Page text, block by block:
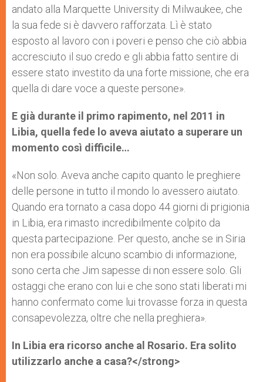
andato alla Marquette University di Milwaukee, che
la sua fede si è davvero rafforzata. Lì è stato
esposto al lavoro con i poveri e penso che ciò abbia
accresciuto il suo credo e gli abbia fatto sentire di
essere stato investito da una forte missione, che era
quella di dare voce a queste persone».
E già durante il primo rapimento, nel 2011 in
Libia, quella fede lo aveva aiutato a superare un
momento così difficile…
«Non solo. Aveva anche capito quanto le preghiere
delle persone in tutto il mondo lo avessero aiutato.
Quando era tornato a casa dopo 44 giorni di prigionia
in Libia, era rimasto incredibilmente colpito da
questa partecipazione. Per questo, anche se in Siria
non era possibile alcuno scambio di informazione,
sono certa che Jim sapesse di non essere solo. Gli
ostaggi che erano con lui e che sono stati liberati mi
hanno confermato come lui trovasse forza in questa
consapevolezza, oltre che nella preghiera».
In Libia era ricorso anche al Rosario. Era solito
utilizzarlo anche a casa?</strong>